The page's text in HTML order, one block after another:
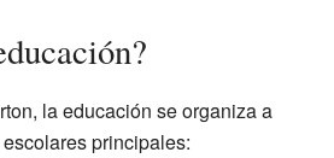
la educación se organiza a
principales: